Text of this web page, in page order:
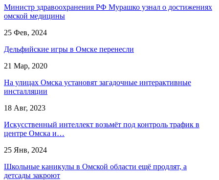
Министр здравоохранения РФ Мурашко узнал о достижениях
омской медицины
25 Фев, 2024
Дельфийские игры в Омске перенесли
21 Мар, 2020
На улицах Омска установят загадочные интерактивные
инсталляции
18 Авг, 2023
Искусственный интеллект возьмёт под контроль трафик в
центре Омска и…
25 Янв, 2024
Школьные каникулы в Омской области ещё продлят, а
детсады закроют